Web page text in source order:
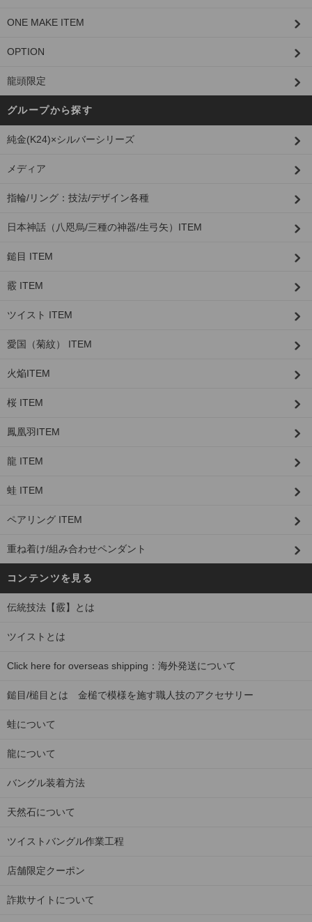
ONE MAKE ITEM
OPTION
龍頭限定
グループから探す
純金(K24)×シルバーシリーズ
メディア
指輪/リング：技法/デザイン各種
日本神話（八咫烏/三種の神器/生弓矢）ITEM
鎚目 ITEM
霰 ITEM
ツイスト ITEM
愛国（菊紋） ITEM
火焔ITEM
桜 ITEM
鳳凰羽ITEM
龍 ITEM
蛙 ITEM
ペアリング ITEM
重ね着け/組み合わせペンダント
コンテンツを見る
伝統技法【霰】とは
ツイストとは
Click here for overseas shipping：海外発送について
鎚目/槌目とは 金槌で模様を施す職人技のアクセサリー
蛙について
龍について
バングル装着方法
天然石について
ツイストバングル作業工程
店舗限定クーポン
詐欺サイトについて